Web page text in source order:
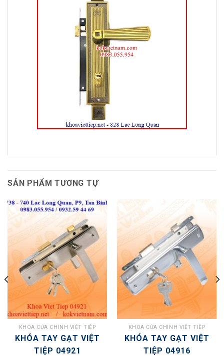
SẢN PHẨM TƯƠNG TỰ
KHÓA CỬA CHÍNH VIỆT TIỆP
KHÓA TAY GẠT VIỆT
TIỆP 04921
KHÓA CỬA CHÍNH VIỆT TIỆP
KHÓA TAY GẠT VIỆT
TIỆP 04916